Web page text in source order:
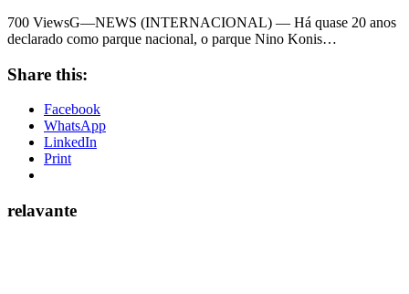
700 ViewsG—NEWS (INTERNACIONAL) — Há quase 20 anos
declarado como parque nacional, o parque Nino Konis…
Share this:
Facebook
WhatsApp
LinkedIn
Print
relavante